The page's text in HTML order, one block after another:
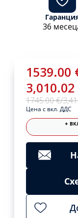
1539.00
1745.00 €/
Цена с вкл. ДДС
+
36